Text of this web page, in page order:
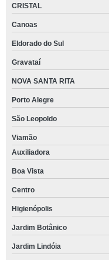
CRISTAL
Canoas
Eldorado do Sul
Gravataí
NOVA SANTA RITA
Porto Alegre
São Leopoldo
Viamão
Auxiliadora
Boa Vista
Centro
Higienópolis
Jardim Botânico
Jardim Lindóia